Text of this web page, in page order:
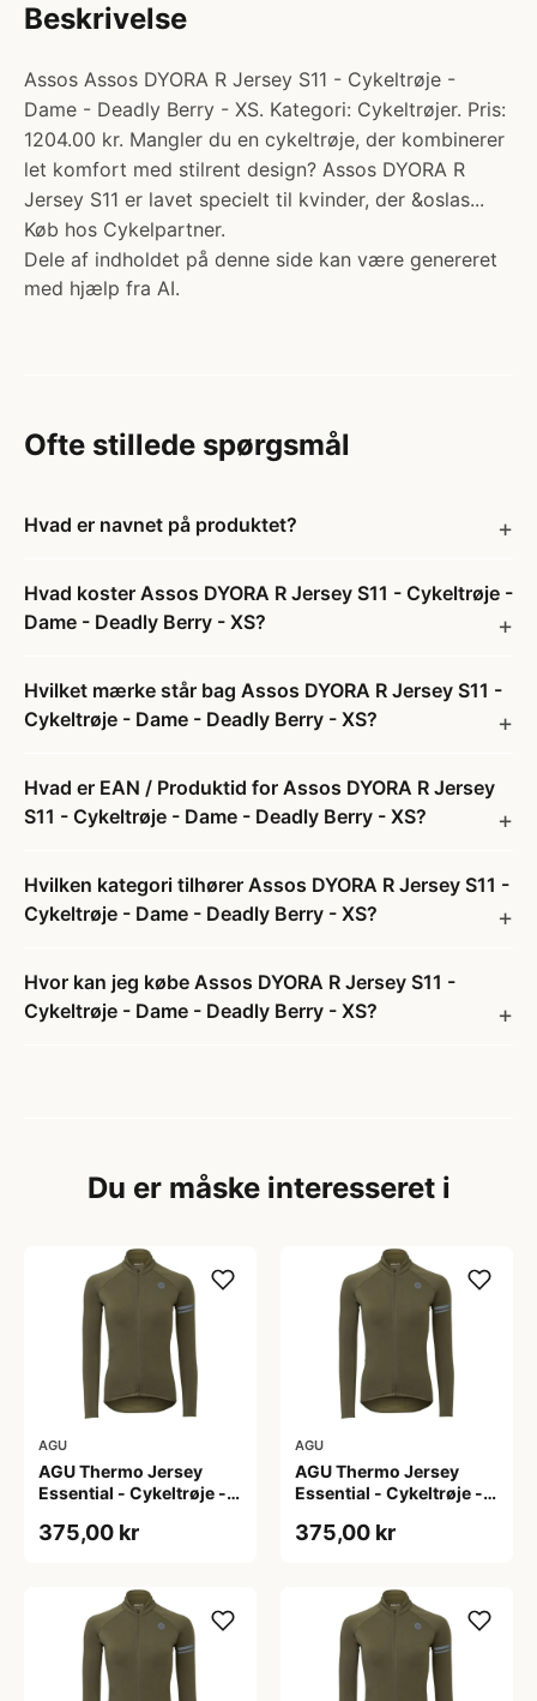
Beskrivelse
Assos Assos DYORA R Jersey S11 - Cykeltrøje -
Dame - Deadly Berry - XS. Kategori: Cykeltrøjer. Pris:
1204.00 kr. Mangler du en cykeltrøje, der kombinerer
let komfort med stilrent design? Assos DYORA R
Jersey S11 er lavet specielt til kvinder, der &oslas...
Køb hos Cykelpartner.
Dele af indholdet på denne side kan være genereret
med hjælp fra AI.
Ofte stillede spørgsmål
Hvad er navnet på produktet?
Hvad koster Assos DYORA R Jersey S11 - Cykeltrøje -
Dame - Deadly Berry - XS?
Hvilket mærke står bag Assos DYORA R Jersey S11 -
Cykeltrøje - Dame - Deadly Berry - XS?
Hvad er EAN / Produktid for Assos DYORA R Jersey
S11 - Cykeltrøje - Dame - Deadly Berry - XS?
Hvilken kategori tilhører Assos DYORA R Jersey S11 -
Cykeltrøje - Dame - Deadly Berry - XS?
Hvor kan jeg købe Assos DYORA R Jersey S11 -
Cykeltrøje - Dame - Deadly Berry - XS?
Du er måske interesseret i
AGU
AGU Thermo Jersey
Essential - Cykeltrøje -
L
375,00 kr
AGU
AGU Thermo Jersey
Essential - Cykeltrøje -
M
375,00 kr